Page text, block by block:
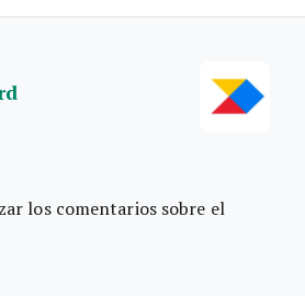
los comentarios sobre el